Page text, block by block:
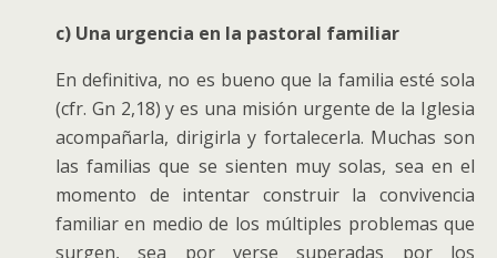
c) Una urgencia en la pastoral familiar
En definitiva, no es bueno que la familia esté sola
(cfr. Gn 2,18) y es una misión urgente de la Iglesia
acompañarla, dirigirla y fortalecerla. Muchas son
las familias que se sienten muy solas, sea en el
momento de intentar construir la convivencia
familiar en medio de los múltiples problemas que
surgen, sea por verse superadas por los